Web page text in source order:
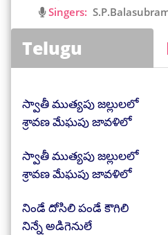
Singers:
Telugu
స్వాతీ ముత్యపు జల్లులలో
శ్రావణ మేఘపు జావళిలో
స్వాతీ ముత్యపు జల్లులలో
శ్రావణ మేఘపు జావళిలో
నిండే దోసిలి పండే కౌగిలి
నిన్నే అడిగెనులే